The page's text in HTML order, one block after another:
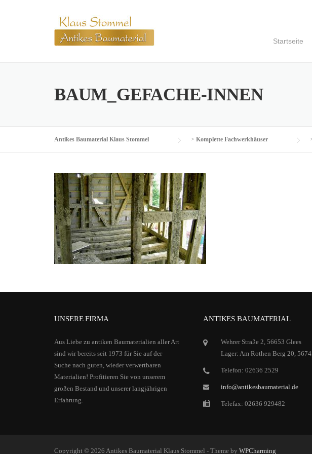
Startseite
BAUM_GEFACHE-INNEN
Antikes Baumaterial Klaus Stommel > Komplette Fachwerkhäuser
UNSERE FIRMA
Aus Liebe zu antiken Baumaterialien aller Art
sind wir bereits seit 1973 für Sie auf der
Suche nach guten, wieder verwertbaren
Materialien! Profitieren Sie von unserem
großen Bestand und unserer langjährigen
Erfahrung.
ANTIKES BAUMATERIAL
Wehrer Straße 2, 56653 Glees
Lager: Am Rothen Berg 20,
Telefon: 02636 2529
info@antikesbaumaterial.de
Telefax: 02636 929482
Copyright © 2026 Antikes Baumaterial Klaus Stommel - Theme by WPCharming